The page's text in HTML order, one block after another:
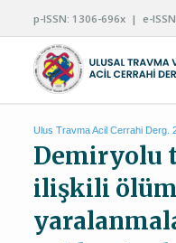
p-ISSN: 1306-696x | e-
Ulus Travma Acil Cerrahi Derg.
Demiryolu
ilişkili